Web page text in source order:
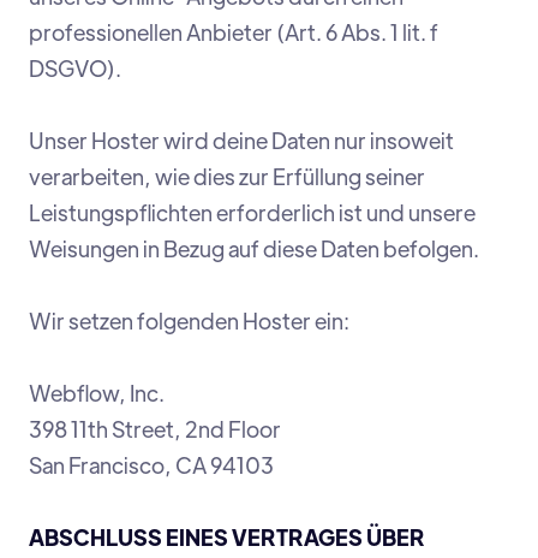
professionellen Anbieter (Art. 6 Abs. 1 lit. f
DSGVO).
Unser Hoster wird deine Daten nur insoweit
verarbeiten, wie dies zur Erfüllung seiner
Leistungspflichten erforderlich ist und unsere
Weisungen in Bezug auf diese Daten befolgen.
Wir setzen folgenden Hoster ein:
Webflow, Inc.
398 11th Street, 2nd Floor
San Francisco, CA 94103
ABSCHLUSS EINES VERTRAGES ÜBER